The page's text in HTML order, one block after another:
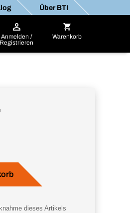
Über BTI
Anmelden /
Registrieren
Warenkorb
dieses Artikels